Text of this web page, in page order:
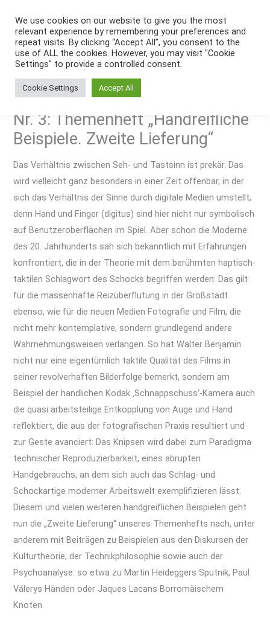
Inhalt
springen
Nr. 3: Themenheft „Handreifliche
Beispiele. Zweite Lieferung“
Das Verhältnis zwischen Seh- und Tastsinn ist prekär. Das
wird vielleicht ganz besonders in einer Zeit offenbar, in der
sich das Verhältnis der Sinne durch digitale Medien umstellt,
denn Hand und Finger (digitus) sind hier nicht nur symbolisch
auf Benutzeroberflächen im Spiel. Aber schon die Moderne
des 20. Jahrhunderts sah sich bekanntlich mit Erfahrungen
konfrontiert, die in der Theorie mit dem berühmten haptisch-
taktilen Schlagwort des Schocks begriffen werden: Das gilt
für die massenhafte Reizüberflutung in der Großstadt
ebenso, wie für die neuen Medien Fotografie und Film, die
nicht mehr kontemplative, sondern grundlegend andere
Wahrnehmungsweisen verlangen. So hat Walter Benjamin
nicht nur eine eigentümlich taktile Qualität des Films in
seiner revolverhaften Bilderfolge bemerkt, sondern am
Beispiel der handlichen Kodak ‚Schnappschuss‘-Kamera auch
die quasi arbeitsteilige Entkopplung von Auge und Hand
reflektiert, die aus der fotografischen Praxis resultiert und
zur Geste avanciert: Das Knipsen wird dabei zum Paradigma
technischer Reproduzierbarkeit, eines abrupten
Handgebrauchs, an dem sich auch das Schlag- und
Schockartige moderner Arbeitswelt exemplifizieren lässt.
Diesem und vielen weiteren handgreiflichen Beispielen geht
nun die „Zweite Lieferung“ unseres Themenhefts nach, unter
anderem mit Beiträgen zu Beispielen aus den Diskursen der
Kulturtheorie, der Technikphilosophie sowie auch der
Psychoanalyse: so etwa zu Martin Heideggers Sputnik, Paul
Válerys Händen oder Jaques Lacans Borromäischem
Knoten.
We use cookies on our website to give you the most
relevant experience by remembering your preferences and
repeat visits. By clicking “Accept All”, you consent to the
use of ALL the cookies. However, you may visit "Cookie
Settings" to provide a controlled consent.
Cookie Settings Accept All